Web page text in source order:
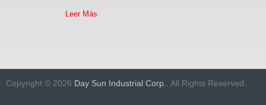
Leer Más
Copyright © 2026 Day Sun Industrial Corp.. All Rights Reserved.